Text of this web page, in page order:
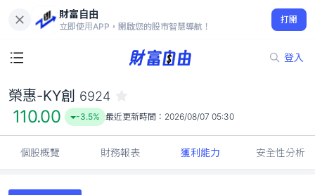
財富自由
立即使用APP，開啟您的股市智慧導航！
打開
登入
110.00
-3.5%
榮惠-KY創 6924
110.00 -3.5% 最近更新時間： 2026/08/07 05:30
個股概覽 財務報表 獲利能力 安全性分析